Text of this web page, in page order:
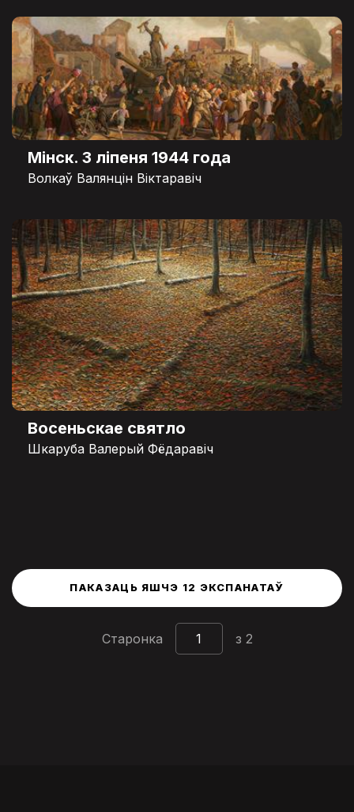
Мінск. 3 ліпеня 1944 года
Волкаў Валянцін Віктаравіч
Восеньскае святло
Шкаруба Валерый Фёдаравіч
ПАКАЗАЦЬ ЯШЧЭ 12 ЭКСПАНАТАЎ
Старонка з 2